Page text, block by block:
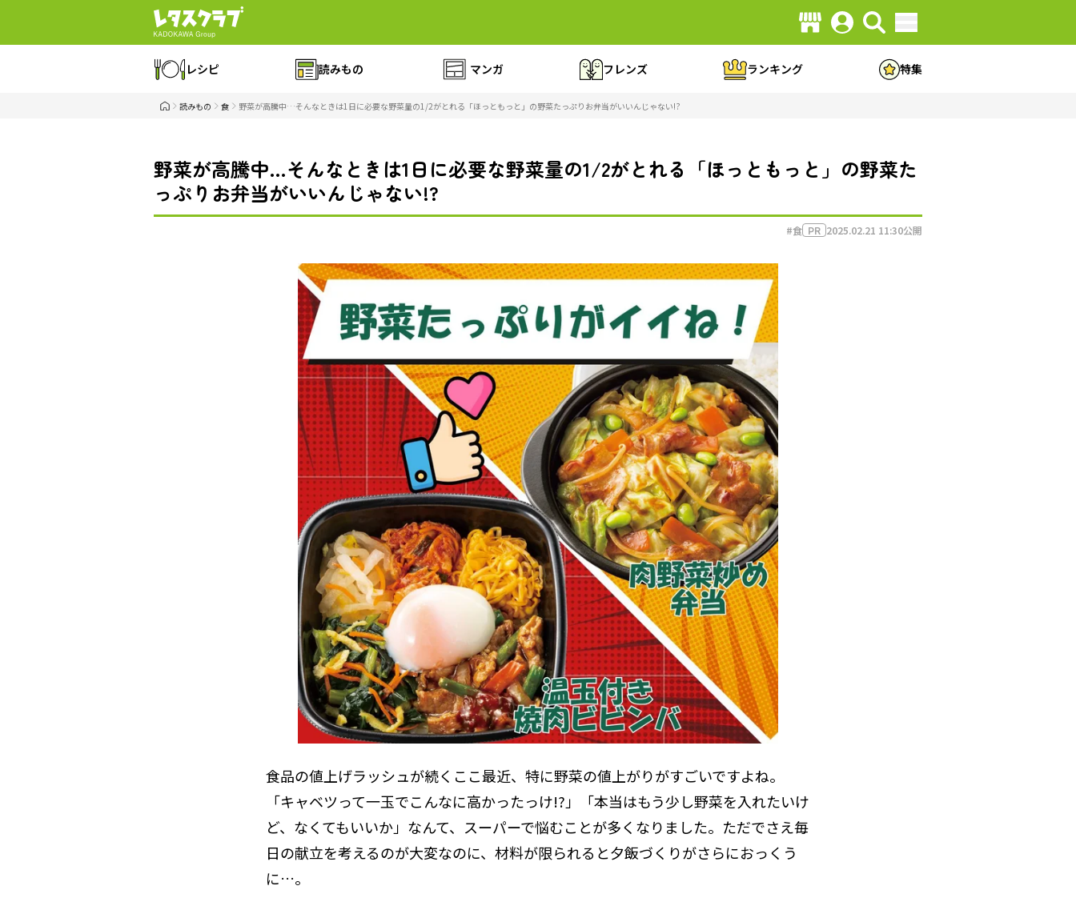
レシピ 読みもの マンガ フレンズ ランキング 特集
読みもの 食 野菜が高騰中…そんなときは1日に必要な野菜量の1/2がとれる「ほっともっと」の野菜たっぷりお弁当がいいんじゃない!?
野菜が高騰中…そんなときは1日に必要な野菜量の1/2がとれる「ほっともっと」の野菜た
っぷりお弁当がいいんじゃない!?
#食 PR 2025.02.21 11:30公開
食品の値上げラッシュが続くここ最近、特に野菜の値上がりがすごいですよね。
「キャベツって一玉でこんなに高かったっけ!?」「本当はもう少し野菜を入れたいけ
ど、なくてもいいか」なんて、スーパーで悩むことが多くなりました。ただでさえ毎
日の献立を考えるのが大変なのに、材料が限られると夕飯づくりがさらにおっくう
に…。